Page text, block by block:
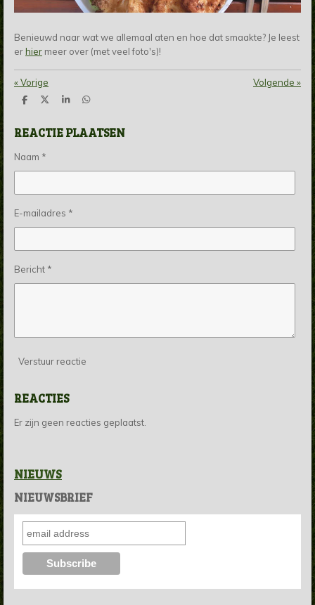
Benieuwd naar wat we allemaal aten en hoe dat smaakte? Je leest
erhier meer over (met veel foto's)!
«Vorige Volgende »
D
e
n
D
l
S
r
e
D
e
n
REACTIE PLAATSEN
Naam *
E-mailadres *
Bericht *
Verstuur reactie
REACTIES
Er zijn geen reacties geplaatst.
NIEUWS
NIEUWSBRIEF